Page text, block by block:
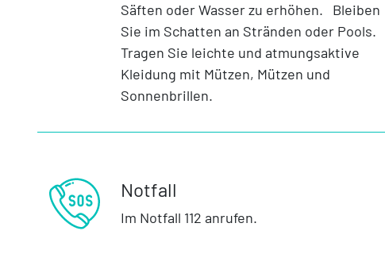
Säften oder Wasser zu erhöhen. Bleiben
Sie im Schatten an Stränden oder Pools.
Tragen Sie leichte und atmungsaktive
Kleidung mit Mützen, Mützen und
Sonnenbrillen.
Notfall
Im Notfall 112 anrufen.